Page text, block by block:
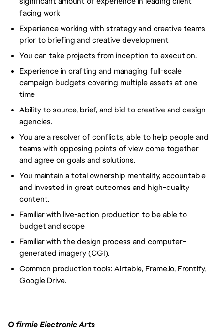
facing work
Experience working with strategy and creative teams
prior to briefing and creative development
You can take projects from inception to execution.
Experience in crafting and managing full-scale
campaign budgets covering multiple assets at one
time
Ability to source, brief, and bid to creative and design
agencies.
You are a resolver of conflicts, able to help people and
teams with opposing points of view come together
and agree on goals and solutions.
You maintain a total ownership mentality, accountable
and invested in great outcomes and high-quality
content.
Familiar with live-action production to be able to
budget and scope
Familiar with the design process and computer-
generated imagery (CGI).
Common production tools: Airtable, Frame.io, Frontify,
Google Drive.
O firmie Electronic Arts